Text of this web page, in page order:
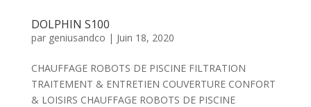
DOLPHIN S100
par geniusandco | Juin 18, 2020
CHAUFFAGE ROBOTS DE PISCINE FILTRATION
TRAITEMENT & ENTRETIEN COUVERTURE CONFORT
& LOISIRS CHAUFFAGE ROBOTS DE PISCINE